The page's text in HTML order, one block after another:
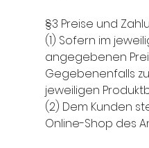
§3 Preise und
(1) Sofern im
angegebenen
Gegebenenfalls
jeweiligen
(2) Dem Kunden
Online-Shop des